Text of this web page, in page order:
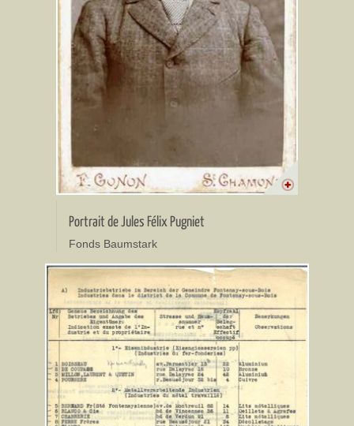
Portrait de Jules Félix Pugniet
Fonds Baumstark